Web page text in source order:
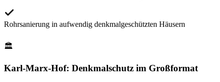
Rohrsanierung in aufwendig denkmalgeschützten Häusern
🏛
Karl-Marx-Hof: Denkmalschutz im Großformat